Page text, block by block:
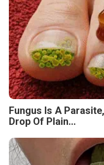
Fungus Is A
Drop Of Plain...